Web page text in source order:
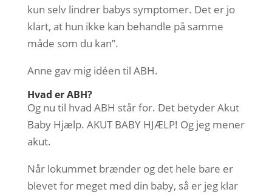
kun selv lindrer babys symptomer. Det er jo
klart, at hun ikke kan behandle på samme
måde som du kan”.
Anne gav mig idéen til ABH.
Hvad er ABH?
Og nu til hvad ABH står for. Det betyder Akut
Baby Hjælp. AKUT BABY HJÆLP! Og jeg mener
akut.
Når lokummet brænder og det hele bare er
blevet for meget med din baby, så er jeg klar